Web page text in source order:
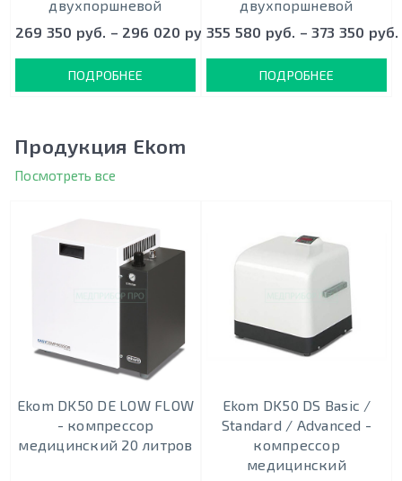
двухпоршневой
269 350 руб. – 296 020 руб.
ПОДРОБНЕЕ
двухпоршневой
355 580 руб. – 373 350 руб.
ПОДРОБНЕЕ
Продукция Ekom
Посмотреть все
Ekom DK50 DE LOW FLOW
- компрессор
медицинский 20 литров
Ekom DK50 DS Basic /
Standard / Advanced -
компрессор
медицинский